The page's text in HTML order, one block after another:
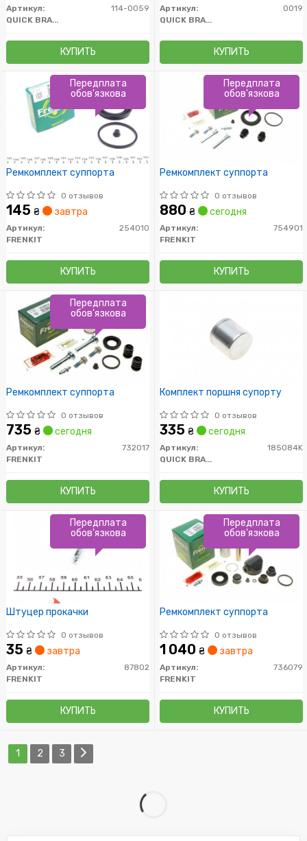
Артикул:
114-0059
QUICK BRAKE
КУПИТЬ
Артикул:
0019
QUICK BRAKE
КУПИТЬ
Ремкомплект суппорта
0 отзывов
145 ₴ завтра
Артикул:
254010
FRENKIT
КУПИТЬ
Передплата
обов'язкова
Ремкомплект суппорта
0 отзывов
880 ₴ сегодня
Артикул:
754901
FRENKIT
КУПИТЬ
Передплата
обов'язкова
Ремкомплект суппорта
0 отзывов
735 ₴ сегодня
Артикул:
732017
FRENKIT
КУПИТЬ
Передплата
обов'язкова
Комплект поршня супорту
0 отзывов
335 ₴ сегодня
Артикул:
185084K
QUICK BRAKE
КУПИТЬ
Штуцер прокачки
0 отзывов
35 ₴ завтра
Артикул:
87802
FRENKIT
КУПИТЬ
Передплата
обов'язкова
Ремкомплект суппорта
0 отзывов
1 040 ₴ завтра
Артикул:
736079
FRENKIT
КУПИТЬ
Передплата
обов'язкова
1 2 3